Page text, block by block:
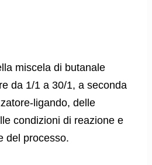
miscela di butanale
da 1/1 a 30/1, a seconda
ligando, delle
condizioni di reazione e
del processo.